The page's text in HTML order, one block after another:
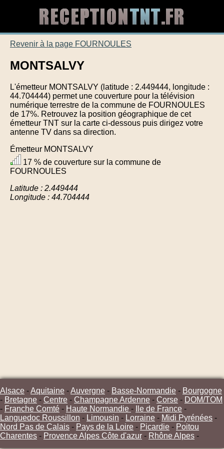
Revenir à la page FOURNOULES
MONTSALVY
L'émetteur MONTSALVY (latitude : 2.449444, longitude :
44.704444) permet une couverture pour la télévision
numérique terrestre de la commune de FOURNOULES
de 17%. Retrouvez la position géographique de cet
émetteur TNT sur la carte ci-dessous puis dirigez votre
antenne TV dans sa direction.
Émetteur MONTSALVY
17 % de couverture sur la commune de
FOURNOULES
Latitude : 2.449444
Longitude : 44.704444
Alsace -Aquitaine -Auvergne - Basse-Normandie - Bourgogne
- Bretagne - Centre - Champagne Ardenne - Corse - DOM/TOM
- Franche Comté - Haute Normandie - Ile de France -
Languedoc Roussillon - Limousin - Lorraine - Midi Pyrénées -
Nord Pas de Calais - Pays de la Loire - Picardie - Poitou
Charentes - Provence Alpes Côte d'azur - Rhône Alpes -